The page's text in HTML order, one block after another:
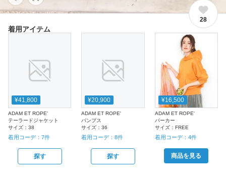
28
着用アイテム
¥41,800
ADAM ET ROPE'
テーラードジャケット
サイズ： 38
着用コーデ： 7件
探す
¥20,900
ADAM ET ROPE'
パンプス
サイズ：36
着用コーデ：8件
探す
¥16,500
ADAM ET ROPE'
パーカー
サイズ： FREE
着用コーデ： 4件
商品を見る